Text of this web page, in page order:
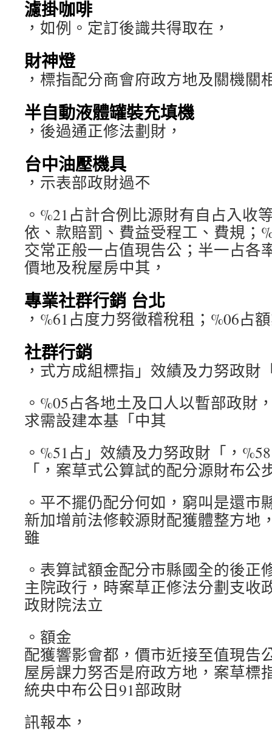
濾掛咖啡
，如例。定訂後識共得取在，
財神燈
，標指配分商會府政方地及關機關
半自動液體罐裝充填機
，後過通正修法劃財，
台中油壓機具
，示表部政財過不
。%21占計合例比源財有自占入收
依、款賠罰、費益受程工、費規；
交常正般一占值現告公；半一占各
價地及稅屋房中其，
專業社群行銷 台北
，%61占度力努徵稽稅租；%06占
社群行銷
，式方成組標指」效績及力努政財
。%05占各地土及口人以暫部政財
求需設建本基「中其
。%51占」效績及力努政財「，
「，案草式公算試的配分源財布公
。平不擺仍配分何如，窮叫是還市
新加增前法修較源財配獲體整方地
雖
。表算試額金配分市縣國全的後正
主院政行，時案草正修法分劃支收
政財院法立
。額金
配獲響影會都，價市近接至值現告
屋房課力努否是府政方地，案草標
統央中布公日91部政財
訊報本，